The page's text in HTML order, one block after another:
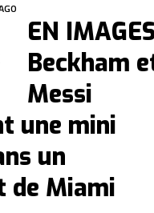
EN
Beckham
Messi
une mini
un
de Miami